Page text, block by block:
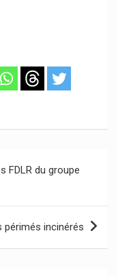
FDLR du groupe
périmés incinérés